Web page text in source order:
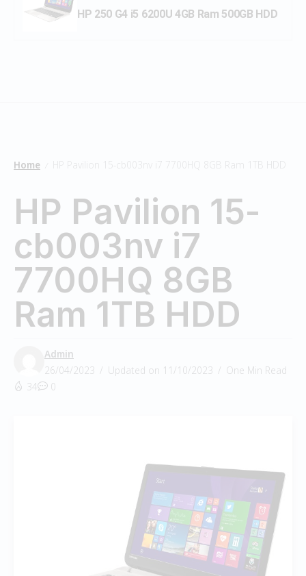
HP 250 G4 i5 6200U 4GB Ram 500GB HDD
Home HP Pavilion 15-cb003nv i7 7700HQ 8GB Ram 1TB HDD
HP Pavilion 15-
cb003nv i7
7700HQ 8GB
Ram 1TB HDD
Admin
26/04/2023
Updated on 11/10/2023
One Min Read
34
0